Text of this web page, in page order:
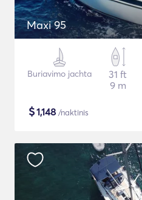
Maxi 95
Buriavimo jachta
31 ft
9 m
$1,148 /naktinis